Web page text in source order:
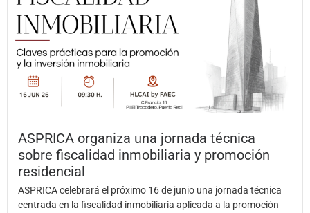
ASPRICA organiza una jornada técnica
sobre fiscalidad inmobiliaria y promoción
residencial
ASPRICA celebrará el próximo 16 de junio una jornada técnica
centrada en la fiscalidad inmobiliaria aplicada a la promoción